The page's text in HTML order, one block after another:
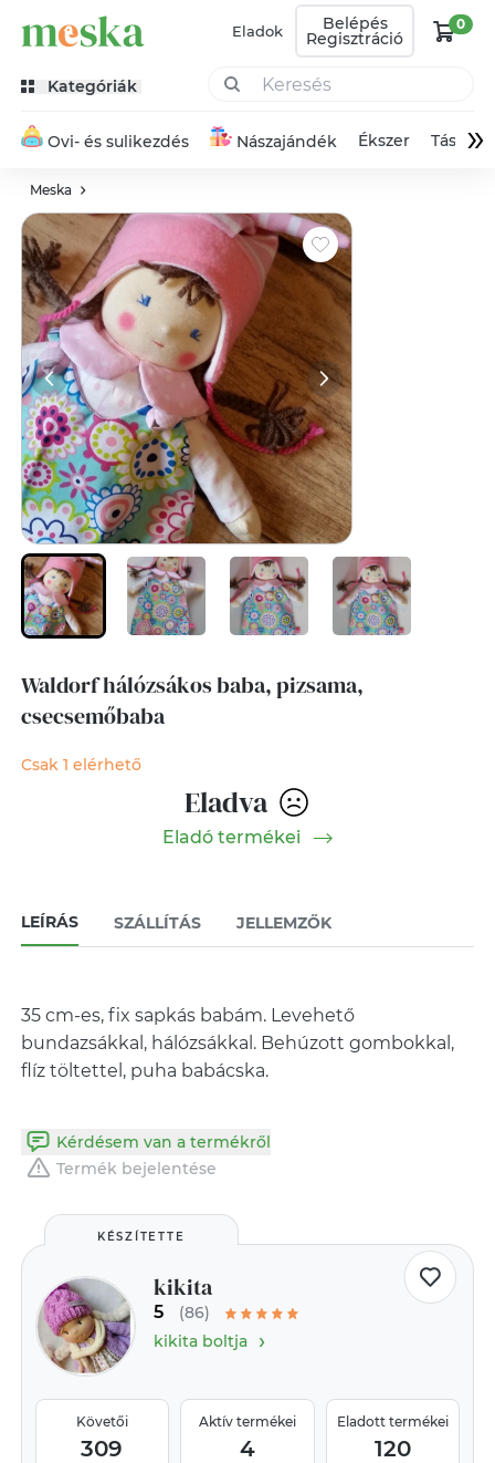
Eladok Belépés
Regisztráció
0
Kategóriák
Ovi- és sulikezdés Nászajándék Ékszer Táska»
Meska
Waldorf hálózsákos baba, pizsama,
csecsemőbaba
Csak 1 elérhető
Eladva
Eladó termékei
LEÍRÁS SZÁLLÍTÁS JELLEMZŐK
35 cm-es, fix sapkás babám. Levehető
bundazsákkal, hálózsákkal. Behúzott gombokkal,
flíz töltettel, puha babácska.
Kérdésem van a termékről
Termék bejelentése
KÉSZÍTETTE
kikita
5
(86)
kikita boltja›
Követői
309
Aktív termékei
4
Eladott termékei
120